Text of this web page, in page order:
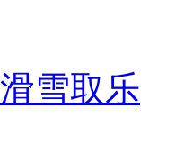
雪取乐